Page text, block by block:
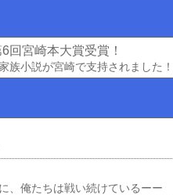
回宮崎本大賞受賞！
族小説が宮崎で支持されました！
、俺たちは戦い続けているーー